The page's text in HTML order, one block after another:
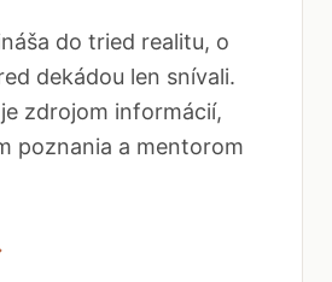
do tried realitu, o
dekádou len snívali.
zdrojom informácií,
poznania a mentorom